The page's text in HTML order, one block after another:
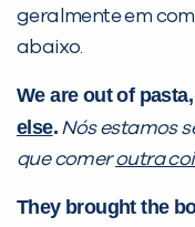
geralmente em
abaixo.
We are out of
else. Nós estamos
que comeroutra
They brought the